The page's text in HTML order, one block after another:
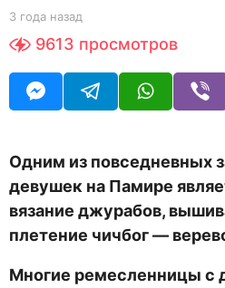
а
з
b
Y
O
R
3 года назад
о
а
н
д
9613 просмотров
Одним из повседневных
девушек на Памире
вязание джурабов,
плетение чичбог —
Многие ремесленницы с